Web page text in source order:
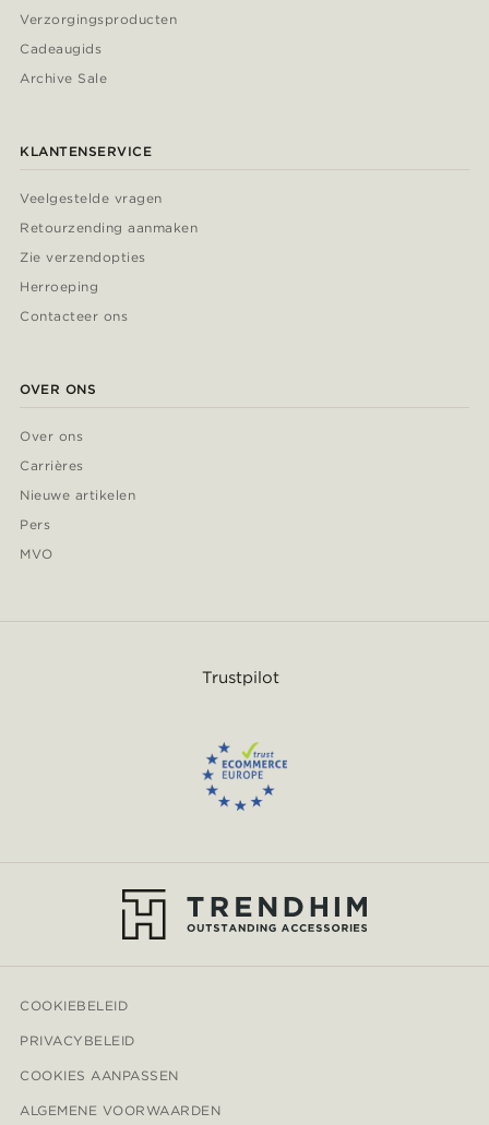
Verzorgingsproducten
Cadeaugids
Archive Sale
KLANTENSERVICE
Veelgestelde vragen
Retourzending aanmaken
Zie verzendopties
Herroeping
Contacteer ons
OVER ONS
Over ons
Carrières
Nieuwe artikelen
Pers
MVO
Trustpilot
COOKIEBELEID
PRIVACYBELEID
COOKIES AANPASSEN
ALGEMENE VOORWAARDEN